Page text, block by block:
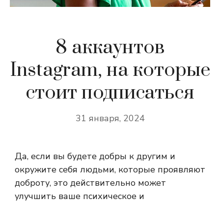
8 аккаунтов
Instagram, на которые
стоит подписаться
31 января, 2024
Да, если вы будете добры к другим и
окружите себя людьми, которые проявляют
доброту, это действительно может
улучшить ваше психическое и